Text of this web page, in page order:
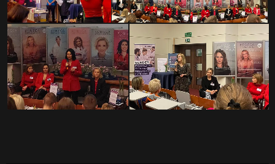
Audycja
Serwis Informacyjny
14:00 - 14:05
Upcoming shows